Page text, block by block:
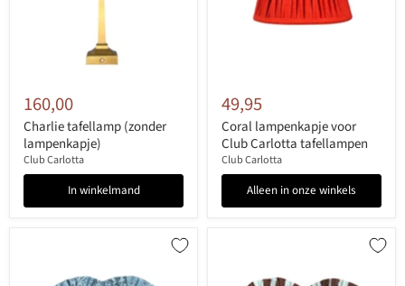
160,00
Charlie tafellamp (zonder
lampenkapje)
Club Carlotta
In winkelmand
49,95
Coral lampenkapje voor
Club Carlotta tafellampen
Club Carlotta
Alleen in onze winkels